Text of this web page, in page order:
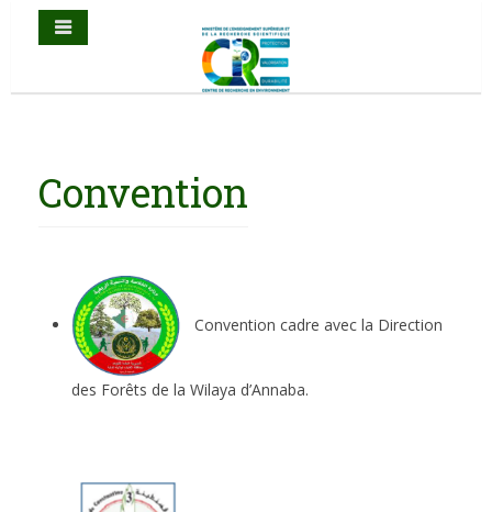
Convention
Convention cadre avec la Direction
des Forêts de la Wilaya d’Annaba.